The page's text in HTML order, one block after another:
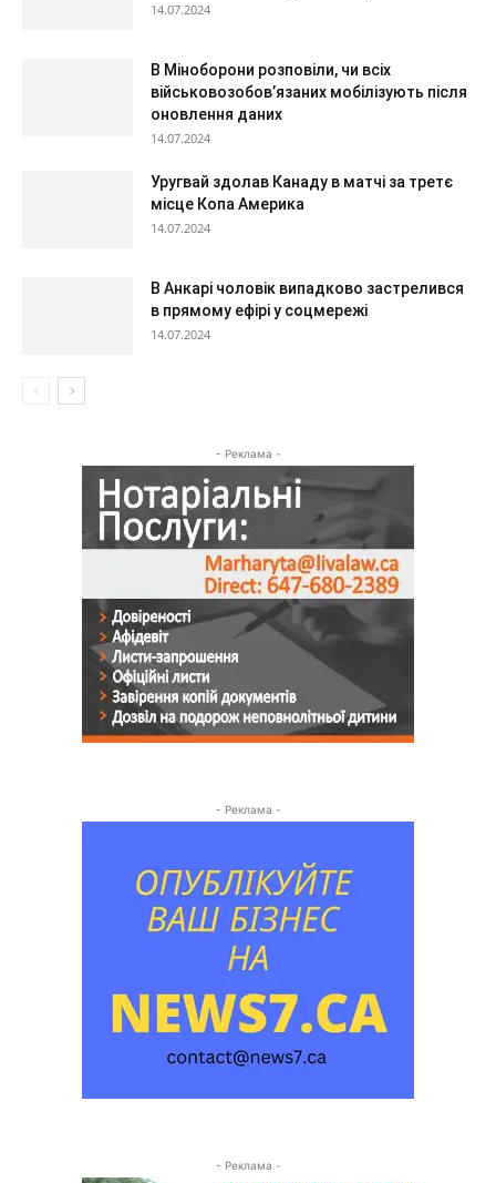
14.07.2024
В Міноборони розповіли, чи всіх
військовозобов’язаних мобілізують після
оновлення даних
14.07.2024
Уругвай здолав Канаду в матчі за третє
місце Копа Америка
14.07.2024
В Анкарі чоловік випадково застрелився
в прямому ефірі у соцмережі
14.07.2024
- Реклама -
- Реклама -
- Реклама -